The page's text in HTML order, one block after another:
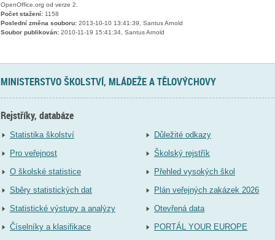
OpenOffice.org od verze 2.
Počet stažení:1158
Poslední změna souboru:2013-10-10 13:41:39, Santus Arnold
Soubor publikován:2010-11-19 15:41:34, Santus Arnold
MINISTERSTVO ŠKOLSTVÍ, MLÁDEŽE A TĚLOVÝCHOVY
Rejstříky, databáze
Statistika školství
Pro veřejnost
O školské statistice
Sběry statistických dat
Statistické výstupy a analýzy
Číselníky a klasifikace
Důležité odkazy
Školský rejstřík
Přehled vysokých škol
Plán veřejných zakázek 2026
Otevřená data
PORTÁL YOUR EUROPE